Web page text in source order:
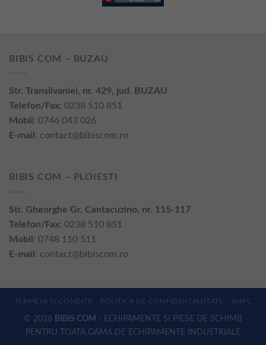
BIBIS COM – BUZAU
Str. Transilvaniei, nr. 429, jud. BUZAU
Telefon/Fax: 0238 510 851
Mobil : 0746 043 026
E-mail : contact@bibiscom.ro
BIBIS COM – PLOIESTI
Str. Gheorghe Gr. Cantacuzino, nr. 115-117
Telefon/Fax: 0238 510 851
Mobil : 0748 110 511
E-mail : contact@bibiscom.ro
TERMENI SI CONDITII POLITICA DE CONFIDENTIALITATE ANPC
© 2026 BIBIS COM - ECHIPAMENTE SI PIESE DE SCHIMB
PENTRU TOATA GAMA DE ECHIPAMENTE INDUSTRIALE